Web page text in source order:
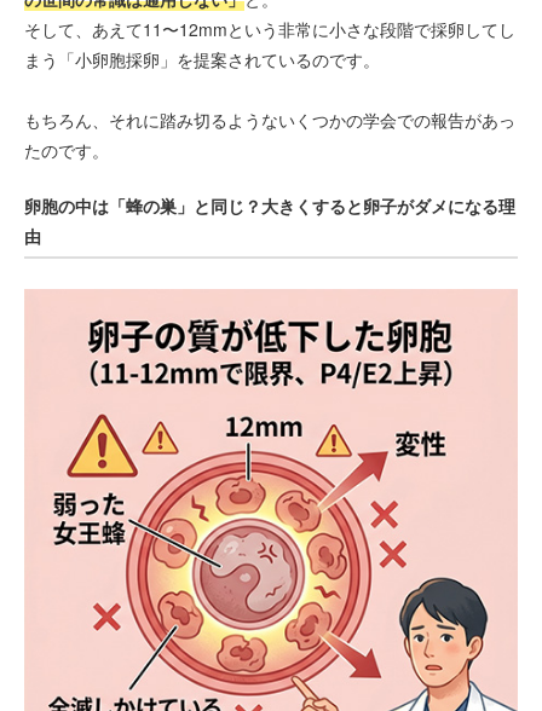
そして、あえて11〜12mmという非常に小さな段階で採卵してし
まう「小卵胞採卵」を提案されているのです。
もちろん、それに踏み切るようないくつかの学会での報告があっ
たのです。
卵胞の中は「蜂の巣」と同じ？大きくすると卵子がダメになる理
由